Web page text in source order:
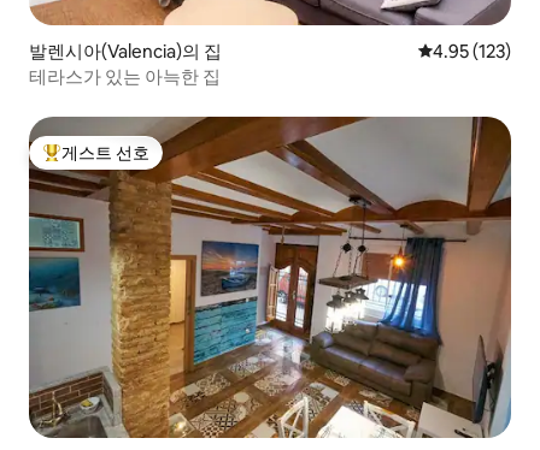
발렌시아(Valencia)의 집 평점 4.95점(5
4.95 (123)
테라스가 있는 아늑한 집
상위 게스트 선호
게스트 선호